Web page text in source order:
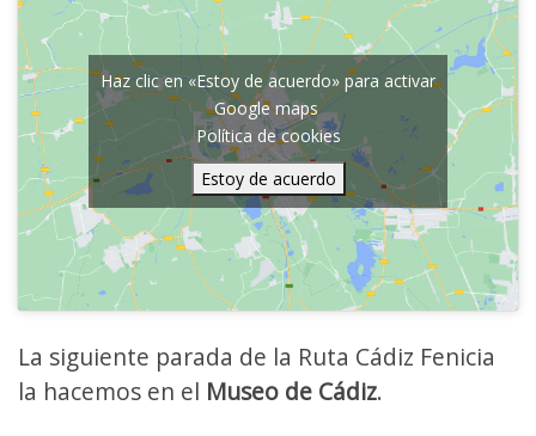
Haz clic en «Estoy de acuerdo» para activar
Google maps
Política de cookies
Estoy de acuerdo
La siguiente parada de la Ruta Cádiz Fenicia
la hacemos en el Museo de Cádiz.